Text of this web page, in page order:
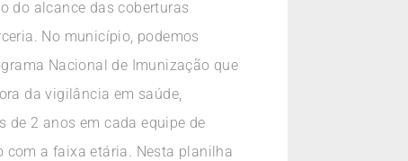
do alcance das coberturas
No município, podemos
Nacional de Imunização que
da vigilância em saúde,
de 2 anos em cada equipe de
com a faixa etária. Nesta planilha